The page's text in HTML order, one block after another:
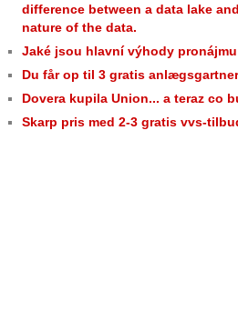
difference between a data lake
nature of the data.
Jaké jsou hlavní výhody
Du får op til 3 gratis
Dovera kupila Union... a teraz co
Skarp pris med 2-3 gratis vvs-